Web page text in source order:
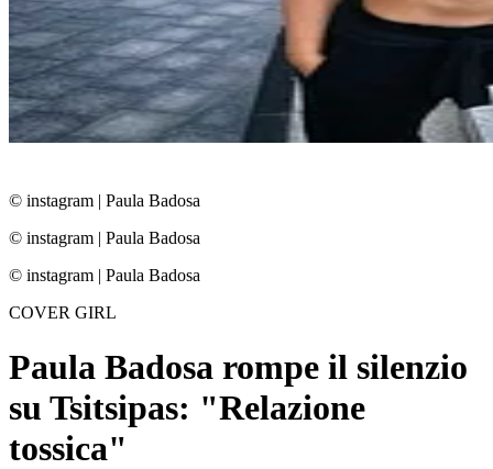
© instagram | Paula Badosa
© instagram | Paula Badosa
© instagram | Paula Badosa
COVER GIRL
Paula Badosa rompe il silenzio
su Tsitsipas: "Relazione
tossica"